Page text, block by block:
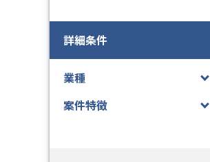
詳細条件
業種
案件特徴